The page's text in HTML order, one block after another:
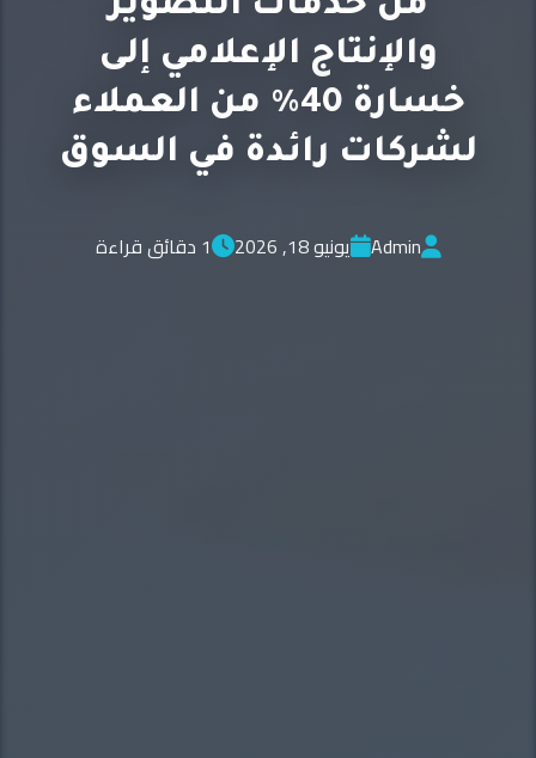
والإنتاج الإعلامي إلى
خسارة 40% من العملاء
لشركات رائدة في السوق
Admin يونيو 18, 2026 1 دقائق قراءة